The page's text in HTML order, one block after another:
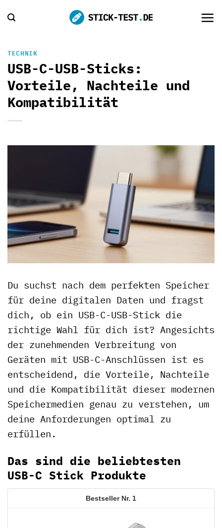
Inhalt
TECHNIK
USB-C-USB-Sticks:
Vorteile, Nachteile und
Kompatibilität
Du suchst nach dem perfekten Speicher
für deine digitalen Daten und fragst
dich, ob ein USB-C-USB-Stick die
richtige Wahl für dich ist? Angesichts
der zunehmenden Verbreitung von
Geräten mit USB-C-Anschlüssen ist es
entscheidend, die Vorteile, Nachteile
und die Kompatibilität dieser modernen
Speichermedien genau zu verstehen, um
deine Anforderungen optimal zu
erfüllen.
Das sind die beliebtesten
USB-C Stick Produkte
1